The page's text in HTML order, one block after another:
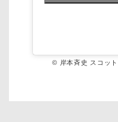
© 岸本斉史 スコッ